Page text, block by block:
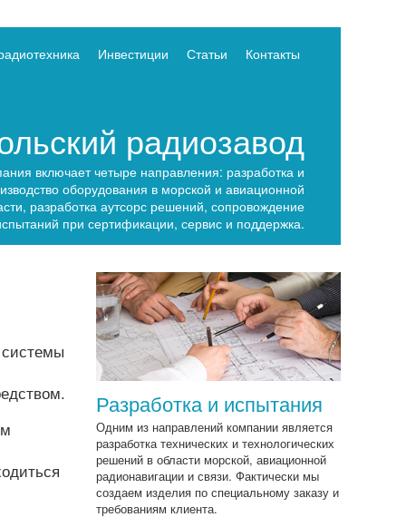
Инвестиции Статьи Контакты
радиозавод
включает четыре направления: разработка и
оборудования в морской и авиационной
разработка аутсорс решений, сопровождение
при сертификации, сервис и поддержка.
Разработка и испытания
Одним из направлений компании является
разработка технических и технологических
решений в области морской, авиационной
радионавигации и связи. Фактически мы
создаем изделия по специальному заказу и
требованиям клиента.